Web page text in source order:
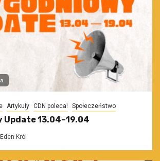
Artykuły CDN poleca! Społeczeństwo
Update 13.04–19.04
Eden Król